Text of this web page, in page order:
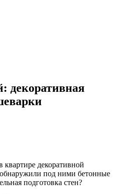
декоративная
декоративной
под ними бетонные
подготовка стен?